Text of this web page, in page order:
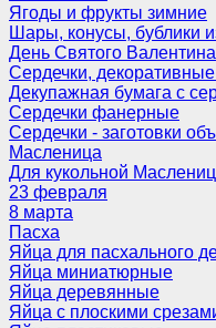
Ягоды и фрукты зимние
Шары, конусы, бублики
День Святого Валентина
Сердечки,
Декупажная бумага с
Сердечки фанерные
Сердечки - заготовки
Масленица
Для кукольной
23 февраля
8 марта
Пасха
Яйца для пасхального
Яйца миниатюрные
Яйца деревянные
Яйца с плоскими